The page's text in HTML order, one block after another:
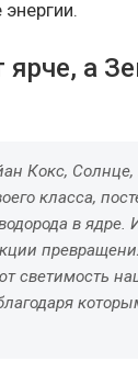
ярче, а
Кокс, Солнце,
класса,
в ядре.
светимость